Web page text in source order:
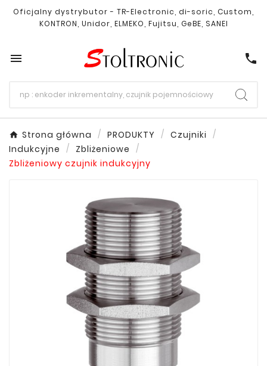
Oficjalny dystrybutor - TR-Electronic, di-soric, Custom,
KONTRON, Unidor, ELMEKO, Fujitsu, GeBE, SANEI
 call
Strona główna PRODUKTY
Czujniki
Indukcyjne
Zbliżeniowe
Zbliżeniowy czujnik indukcyjny